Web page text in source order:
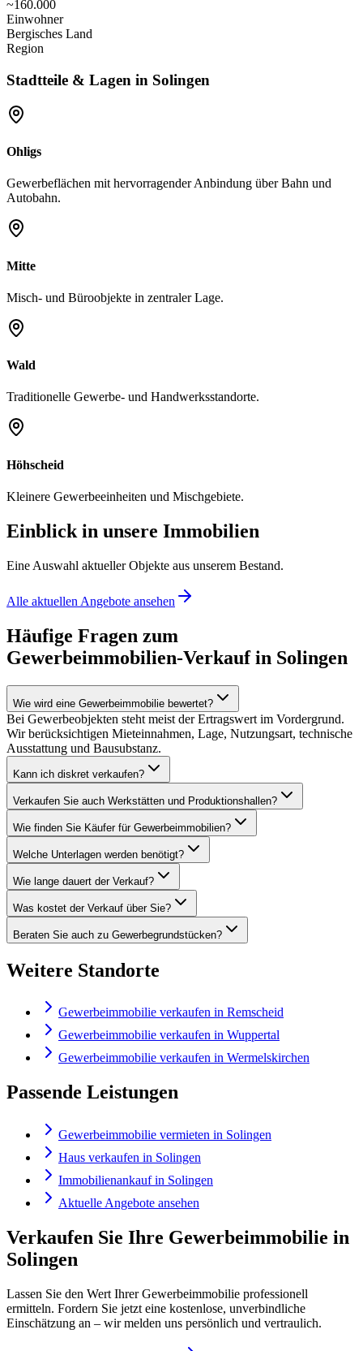
~160.000
Einwohner
Bergisches Land
Region
Stadtteile & Lagen in Solingen
Ohligs
Gewerbeflächen mit hervorragender Anbindung über Bahn und
Autobahn.
Mitte
Misch- und Büroobjekte in zentraler Lage.
Wald
Traditionelle Gewerbe- und Handwerksstandorte.
Höhscheid
Kleinere Gewerbeeinheiten und Mischgebiete.
Einblick in unsere Immobilien
Eine Auswahl aktueller Objekte aus unserem Bestand.
Alle aktuellen Angebote ansehen
Häufige Fragen zum
Gewerbeimmobilien-Verkauf in Solingen
Wie wird eine Gewerbeimmobilie bewertet?
Bei Gewerbeobjekten steht meist der Ertragswert im Vordergrund.
Wir berücksichtigen Mieteinnahmen, Lage, Nutzungsart, technische
Ausstattung und Bausubstanz.
Kann ich diskret verkaufen?
Verkaufen Sie auch Werkstätten und Produktionshallen?
Wie finden Sie Käufer für Gewerbeimmobilien?
Welche Unterlagen werden benötigt?
Wie lange dauert der Verkauf?
Was kostet der Verkauf über Sie?
Beraten Sie auch zu Gewerbegrundstücken?
Weitere Standorte
Gewerbeimmobilie verkaufen in Remscheid
Gewerbeimmobilie verkaufen in Wuppertal
Gewerbeimmobilie verkaufen in Wermelskirchen
Passende Leistungen
Gewerbeimmobilie vermieten in Solingen
Haus verkaufen in Solingen
Immobilienankauf in Solingen
Aktuelle Angebote ansehen
Verkaufen Sie Ihre Gewerbeimmobilie in
Solingen
Lassen Sie den Wert Ihrer Gewerbeimmobilie professionell
ermitteln. Fordern Sie jetzt eine kostenlose, unverbindliche
Einschätzung an – wir melden uns persönlich und vertraulich.